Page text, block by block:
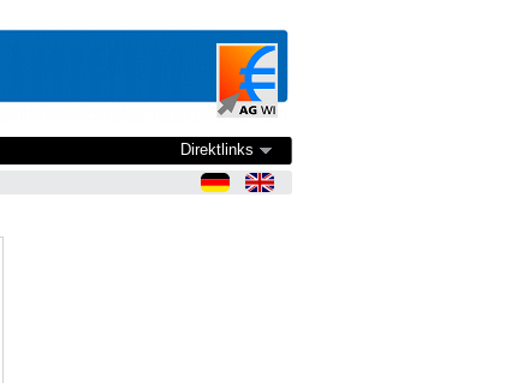
Direktlinks